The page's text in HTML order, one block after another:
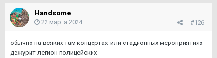
Handsome
#126
22 марта 2024
обычно на всяких там концертах, или стадионных мероприятиях
дежурит легион полицейских